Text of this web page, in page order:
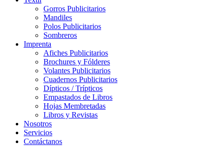
Gorros Publicitarios
Mandiles
Polos Publicitarios
Sombreros
Imprenta
Afiches Publicitarios
Brochures y Fólderes
Volantes Publicitarios
Cuadernos Publicitarios
Dípticos / Trípticos
Empastados de Libros
Hojas Membretadas
Libros y Revistas
Nosotros
Servicios
Contáctanos